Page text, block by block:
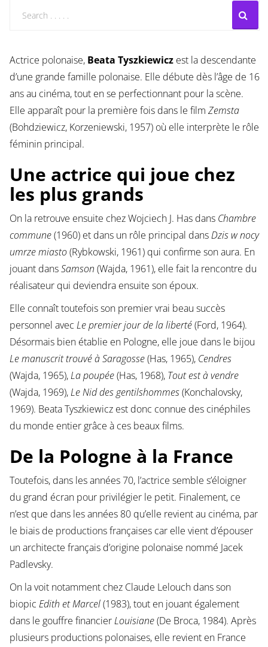
Actrice polonaise, Beata Tyszkiewiczest la descendante
d’une grande famille polonaise. Elle débute dès l’âge de 16
ans au cinéma, tout en se perfectionnant pour la scène.
Elle apparaît pour la première fois dans le film Zemsta
(Bohdziewicz, Korzeniewski, 1957) où elle interprète le rôle
féminin principal.
Une actrice qui joue chez
les plus grands
On la retrouve ensuite chez Wojciech J. Has dans Chambre
commune(1960) et dans un rôle principal dansDzis w nocy
umrze miasto(Rybkowski, 1961) qui confirme son aura. En
jouant dansSamson (Wajda, 1961), elle fait la rencontre du
réalisateur qui deviendra ensuite son époux.
Elle connaît toutefois son premier vrai beau succès
personnel avec Le premier jour de la liberté(Ford, 1964).
Désormais bien établie en Pologne, elle joue dans le bijou
Le manuscrit trouvé à Saragosse(Has, 1965), Cendres
(Wajda, 1965),La poupée(Has, 1968), Tout est à vendre
(Wajda, 1969),Le Nid des gentilshommes(Konchalovsky,
1969). Beata Tyszkiewicz est donc connue des cinéphiles
du monde entier grâce à ces beaux films.
De la Pologne à la France
Toutefois, dans les années 70, l’actrice semble s’éloigner
du grand écran pour privilégier le petit. Finalement, ce
n’est que dans les années 80 qu’elle revient au cinéma, par
le biais de productions françaises car elle vient d’épouser
un architecte français d’origine polonaise nommé Jacek
Padlevsky.
On la voit notamment chez Claude Lelouch dans son
biopic Edith et Marcel(1983), tout en jouant également
dans le gouffre financierLouisiane(De Broca, 1984). Après
plusieurs productions polonaises, elle revient en France